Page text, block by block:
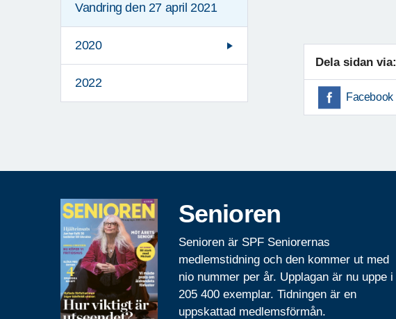
Vandring den 27 april 2021
2020
2022
Dela sidan via:
Facebook
Senioren
Senioren är SPF Seniorernas
medlemstidning och den kommer ut med
nio nummer per år. Upplagan är nu uppe i
205 400 exemplar. Tidningen är en
uppskattad medlemsförmån.